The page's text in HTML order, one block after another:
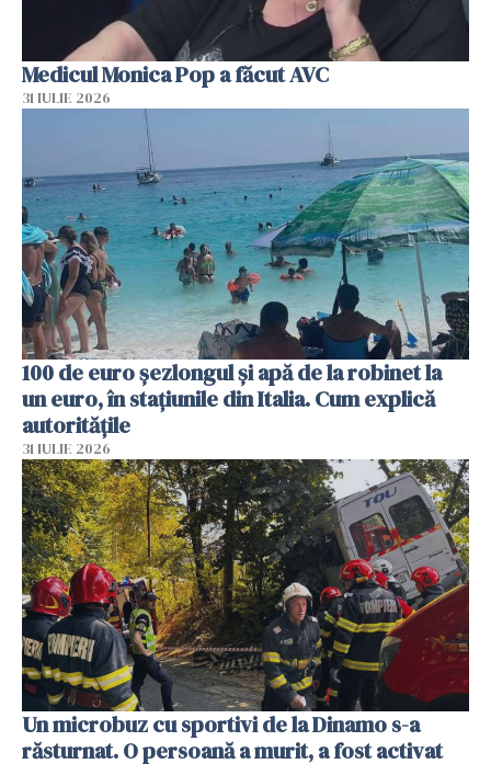
Medicul Monica Pop a făcut AVC
31 IULIE 2026
100 de euro șezlongul și apă de la robinet la
un euro, în stațiunile din Italia. Cum explică
autoritățile
31 IULIE 2026
Un microbuz cu sportivi de la Dinamo s-a
răsturnat. O persoană a murit, a fost activat